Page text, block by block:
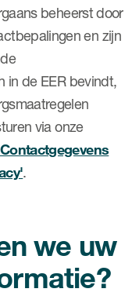
beheerst door
en zijn
in de EER bevindt,
via onze
.
we uw